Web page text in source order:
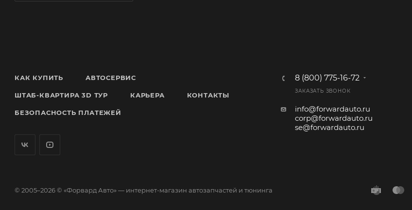
КАК КУПИТЬ АВТОСЕРВИС
ШТАБ-КВАРТИРА 3D ТУР КАРЬЕРА КОНТАКТЫ
БЕЗОПАСНОСТЬ ПЛАТЕЖЕЙ
8 (800) 775-16-72
ЗАКАЗАТЬ ЗВОНОК
info@forwardauto.ru
corp@forwardauto.ru
se@forwardauto.ru
© 2005–2026 © «Форвард Авто» — интернет-магазин автозапчастей и тюнинга